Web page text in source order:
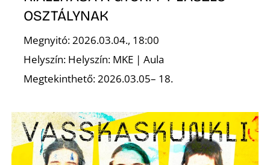
OSZTÁLYNAK
Megnyitó: 2026.03.04., 18:00
Helyszín: Helyszín: MKE | Aula
Megtekinthető: 2026.03.05– 18.